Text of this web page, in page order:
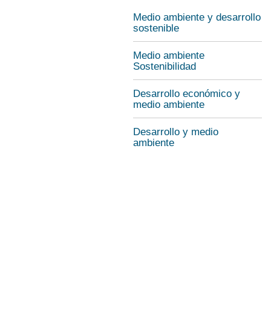
Medio ambiente y desarrollo
sostenible
Medio ambiente
Sostenibilidad
Desarrollo económico y
medio ambiente
Desarrollo y medio
ambiente